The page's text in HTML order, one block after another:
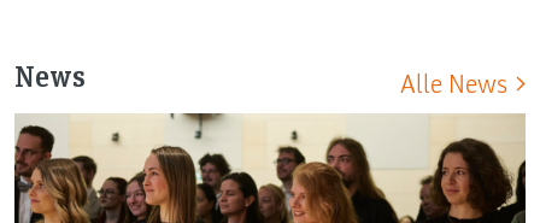
News Alle News